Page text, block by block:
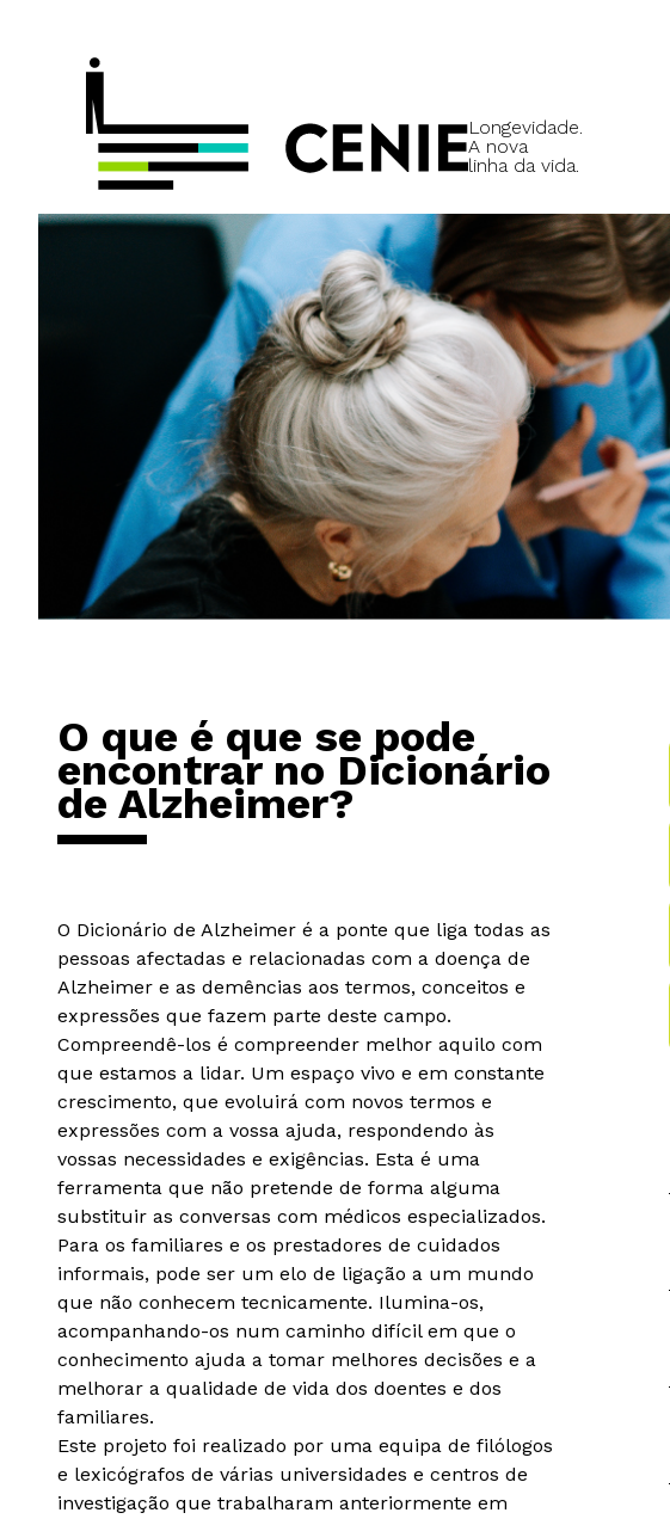
Longevidade.
A nova
linha da vida.
O que é que se pode
encontrar no Dicionário
de Alzheimer?
O Dicionário de Alzheimer é a ponte que liga todas as
pessoas afectadas e relacionadas com a doença de
Alzheimer e as demências aos termos, conceitos e
expressões que fazem parte deste campo.
Compreendê-los é compreender melhor aquilo com
que estamos a lidar. Um espaço vivo e em constante
crescimento, que evoluirá com novos termos e
expressões com a vossa ajuda, respondendo às
vossas necessidades e exigências. Esta é uma
ferramenta que não pretende de forma alguma
substituir as conversas com médicos especializados.
Para os familiares e os prestadores de cuidados
informais, pode ser um elo de ligação a um mundo
que não conhecem tecnicamente. Ilumina-os,
acompanhando-os num caminho difícil em que o
conhecimento ajuda a tomar melhores decisões e a
melhorar a qualidade de vida dos doentes e dos
familiares.
Este projeto foi realizado por uma equipa de filólogos
e lexicógrafos de várias universidades e centros de
investigação que trabalharam anteriormente em